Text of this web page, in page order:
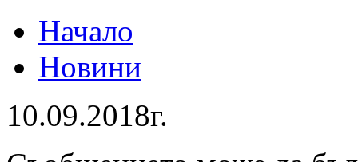
Начало
Новини
10.09.2018г.